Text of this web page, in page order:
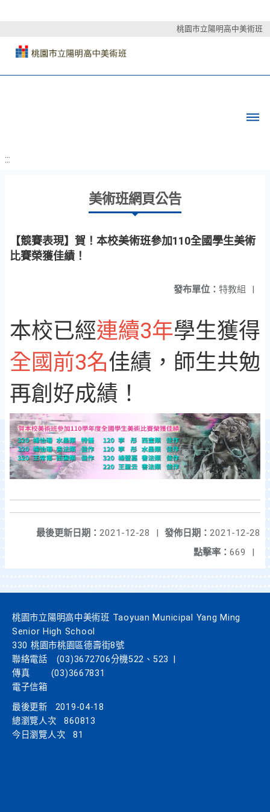
桃園市立陽明高中美術班
:::
美術班網頁公告
【競賽表現】賀！本校美術班參加110全國學生美術
比賽榮獲佳績！
發布單位： 特教組 |
本校已經連續3年學生獲得
全國前3名佳績，師生共勉
再創好成績！
發佈日期： 2021-12-28
最後更新日期： 2021-12-28
點擊率： 669
桃園市立陽明高中美術班 Taoyuan Municipal Yang Ming
Senior High School
330 桃園市桃園區德壽街8號
聯絡電話
(03)3672706分機522、523
傳真
(03)3667831
電子信箱
最後更新
2019-04-18
總瀏覽人次
860813
今日瀏覽人次
81